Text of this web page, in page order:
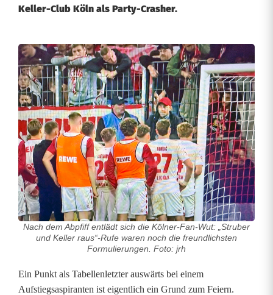
Keller-Club Köln als Party-Crasher.
N
o
c
h
2
S
p
i
e
Nach dem Abpfiff entlädt sich die Kölner-Fan-Wut: „Struber
und Keller raus“-Rufe waren noch die freundlichsten
Formulierungen. Foto: jrh
Ein Punkt als Tabellenletzter auswärts bei einem
Aufstiegsaspiranten ist eigentlich ein Grund zum Feiern.